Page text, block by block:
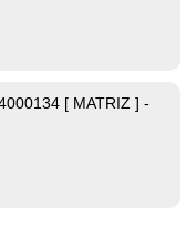
[ MATRIZ ] -